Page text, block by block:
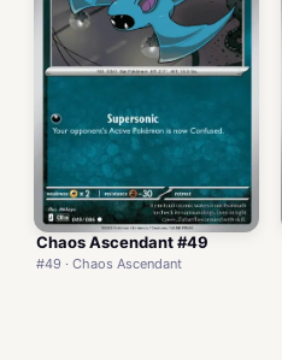
Chaos Ascendant #49
#49 · Chaos Ascendant